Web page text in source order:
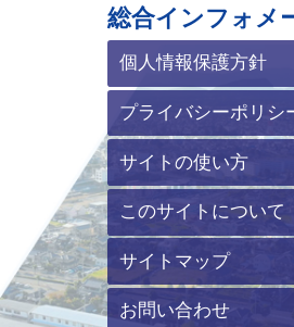
総合インフォメ
個人情報保護方針
プライバシーポリシ
サイトの使い方
このサイトについて
サイトマップ
お問い合わせ